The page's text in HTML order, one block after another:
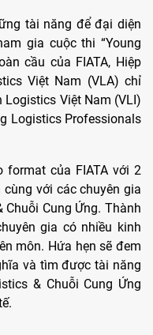
tài năng để đại diện
gia cuộc thi “Young
cầu của FIATA, Hiệp
Việt Nam (VLA) chỉ
Logistics Việt Nam (VLI)
Logistics Professionals
format của FIATA với 2
với các chuyên gia
Cung Ứng. Thành
gia có nhiều kinh
môn. Hứa hẹn sẽ đem
và tìm được tài năng
& Chuỗi Cung Ứng